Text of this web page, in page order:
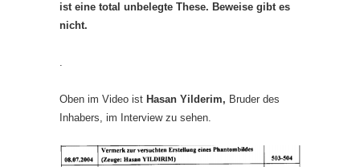
ist eine total unbelegte These. Beweise gibt es
nicht.
.
Oben im Video ist Hasan Yilderim, Bruder des
Inhabers, im Interview zu sehen.